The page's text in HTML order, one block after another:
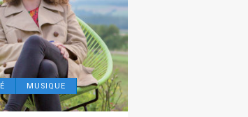
MUSIQUE